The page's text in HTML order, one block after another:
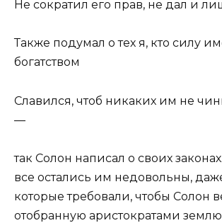
Не сократил его прав, не дал и
Также подумал о тех я, кто силу
богатством
Славился, чтоб никаких им не
—
так Солон написал о своих
все остались им недовольны,
которые требовали, чтобы Со­лон
отобранную аристократами